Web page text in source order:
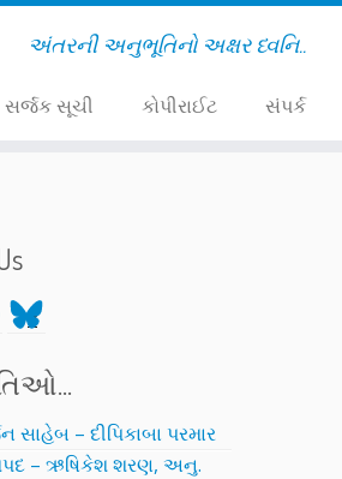
અંતરની અનુભૂતિનો અક્ષર ધ્વનિ..
સર્જક સૂચી કોપીરાઈટ સંપર્ક
Bluesky
સાહેબ – દીપિકાબા પરમાર
– ઋષિકેશ શરણ, અનુ.